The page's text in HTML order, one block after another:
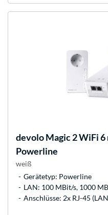
devoloMagic 2 WiFi
Powerline
weiß
Gerätetyp: Powerline
LAN: 100 MBit/s, 1000
Anschlüsse: 2x RJ-45